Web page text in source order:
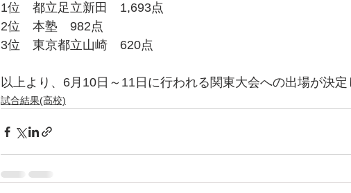
1位　都立足立新田　1,693点
2位　本塾　982点
3位　東京都立山崎　620点
以上より、6月10日～11日に行われる関東大会への出場が決定
試合結果(高校)